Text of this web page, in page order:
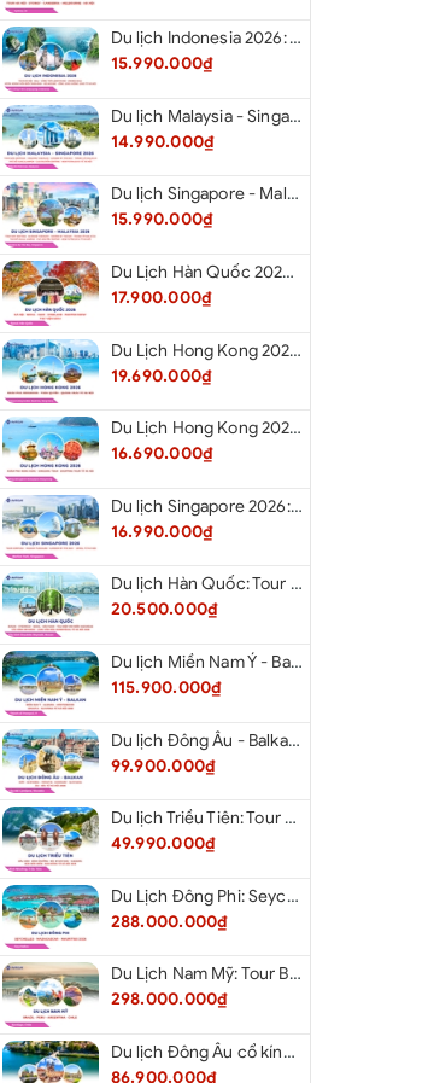
Du lịch Indonesia 2026: Tour Hà Nội - Bali - Cổng Trời Lempuyang - Swings Bali - Ngắm hoàng hôn biển Jimbaran - Kelingking - Sống Lưng Khủng Long từ Hà Nội
15.990.000₫
Du lịch Malaysia - Singapore 2026: Tour Đảo Sentosa - Madame Tussause - Garden By The Bay - Thành Cổ Malacca - Thủ Đô Kualalumpur - Cao Nguyên Genting - New Putrajaya từ Hà Nội
14.990.000₫
Du lịch Singapore - Malaysia 2026: Tour Đảo Sentosa - Madame Tussauds - Garden By The Bay - Thành cổ Malacca - Thủ đô Kuala Lumpur - Cao nguyên Genting - New Putrajaya từ Hà Nội
15.990.000₫
Du Lịch Hàn Quốc 2026: Hà Nội - Seoul - Nami - Everland - Painter Show - Thư Viện Sách
17.900.000₫
Du Lịch Hong Kong 2026: Khám phá Hongkong - Thâm Quyến - Quảng Châu từ Hà Nội
19.690.000₫
Du Lịch Hong Kong 2026: Khám phá Hong Kong - Dingding Tram - Shopping Tour từ Hà Nội
16.690.000₫
Du lịch Singapore 2026: Tour Sentosa - Madame Tussauds - Garden By The Bay - Jewel từ Hà Nội
16.990.000₫
Du lịch Hàn Quốc: Tour Busan - Gyeongju - Seoul - Đảo Nami - Tàu Điện Ven Biển Haeundae - Cầu Kính Oryukdo - Làng Văn Hóa Huinnyeoul từ Hà Nội 2026
20.500.000₫
Du lịch Miền Nam Ý - Balkan: Tour Miền Nam Ý - Albania - Montenegro - Croatia - Slovenia từ Hà Nội 2026
115.900.000₫
Du lịch Đông Âu - Balkan: Tour Đức - Slovenia - Croatia - Hungary - Slovakia - Áo - Séc từ Hà Nội 2026
99.900.000₫
Du lịch Triều Tiên: Tour Bắc Kinh - Bình Nhưỡng - Núi Myohyang - Kaesong - Bàn Môn Điếm - Đan Đông từ Hà Nội 2026
49.990.000₫
Du Lịch Đông Phi: Seychelles - Madagascar - Mauritius 2026
288.000.000₫
Du Lịch Nam Mỹ: Tour Brazil - Peru - Argentina - Chile 2026
298.000.000₫
Du lịch Đông Âu cổ kính: Tour Đức - Séc - Áo - Slovakia - Hungary - Ba Lan từ Hà Nội 2026
86.900.000₫